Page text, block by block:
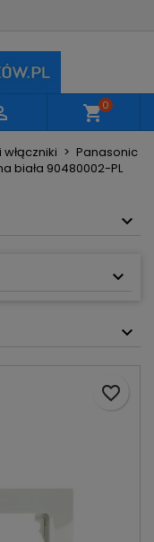
shopping_cart0
Panasonic
biała 90480002-PL
favorite_border
listę życzeń
produkty na
Zaloguj się